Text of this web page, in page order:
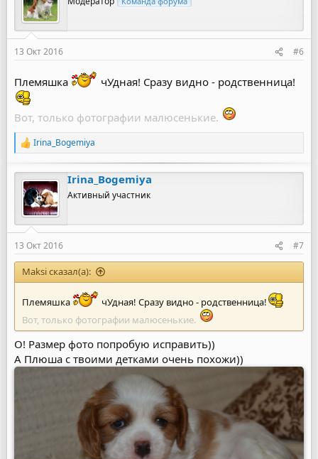
13 Окт 2016 #6
Племяшка чУдная! Сразу видно - родственница!
Вот, только фотографии малюсенькие.
Р
а
к
ц
и
и
:
Irina_Bogemiya
Irina_Bogemiya
Активный участник
13 Окт 2016 #7
Maksi сказал(а):
Племяшка
чУдная! Сразу видно - родственница!
Вот, только фотографии малюсенькие.
О! Размер фото попробую исправить))
А Плюша с твоими детками очень похожи))